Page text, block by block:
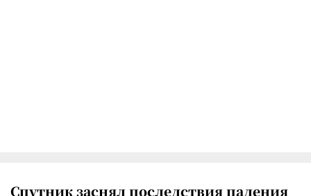
Спутник заснял последствия падения